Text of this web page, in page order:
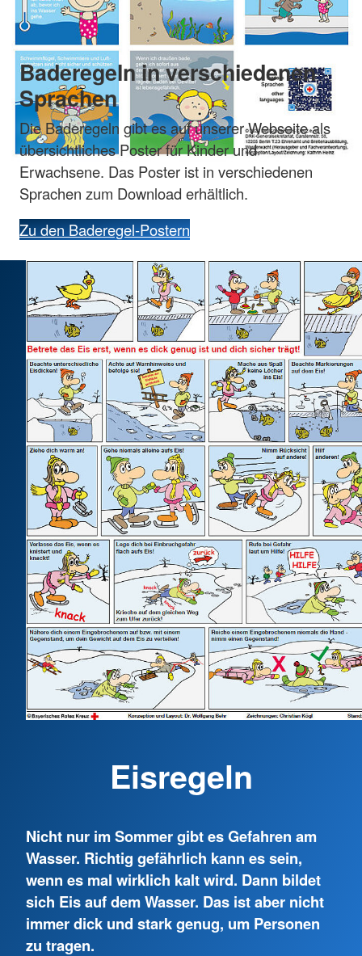
Baderegeln in verschiedenen
Sprachen
Die Baderegeln gibt es auf unserer Webseite als
übersichtliches Poster für Kinder und
Erwachsene. Das Poster ist in verschiedenen
Sprachen zum Download erhältlich.
Zu den Baderegel-Postern
Eisregeln
Nicht nur im Sommer gibt es Gefahren am
Wasser. Richtig gefährlich kann es sein,
wenn es mal wirklich kalt wird. Dann bildet
sich Eis auf dem Wasser. Das ist aber nicht
immer dick und stark genug, um Personen
zu tragen.